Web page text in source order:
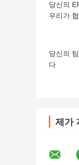
당신의
우리가
당신의
다
제가